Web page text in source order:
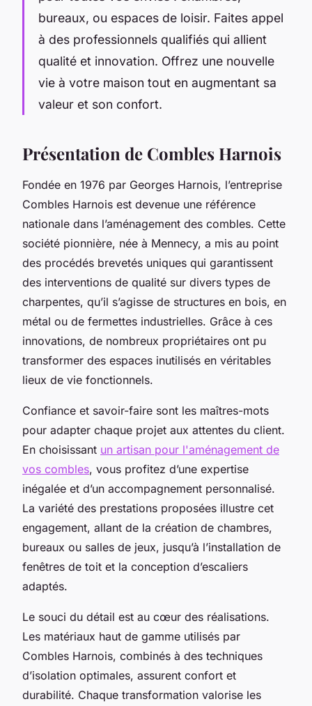
bureaux, ou espaces de loisir. Faites appel
à des professionnels qualifiés qui allient
qualité et innovation. Offrez une nouvelle
vie à votre maison tout en augmentant sa
valeur et son confort.
Présentation de Combles Harnois
Fondée en 1976 par Georges Harnois, l’entreprise
Combles Harnois est devenue une référence
nationale dans l’aménagement des combles. Cette
société pionnière, née à Mennecy, a mis au point
des procédés brevetés uniques qui garantissent
des interventions de qualité sur divers types de
charpentes, qu’il s’agisse de structures en bois, en
métal ou de fermettes industrielles. Grâce à ces
innovations, de nombreux propriétaires ont pu
transformer des espaces inutilisés en véritables
lieux de vie fonctionnels.
Confiance et savoir-faire sont les maîtres-mots
pour adapter chaque projet aux attentes du client.
En choisissant un artisan pour l'aménagement de
vos combles, vous profitez d’une expertise
inégalée et d’un accompagnement personnalisé.
La variété des prestations proposées illustre cet
engagement, allant de la création de chambres,
bureaux ou salles de jeux, jusqu’à l’installation de
fenêtres de toit et la conception d’escaliers
adaptés.
Le souci du détail est au cœur des réalisations.
Les matériaux haut de gamme utilisés par
Combles Harnois, combinés à des techniques
d’isolation optimales, assurent confort et
durabilité. Chaque transformation valorise les